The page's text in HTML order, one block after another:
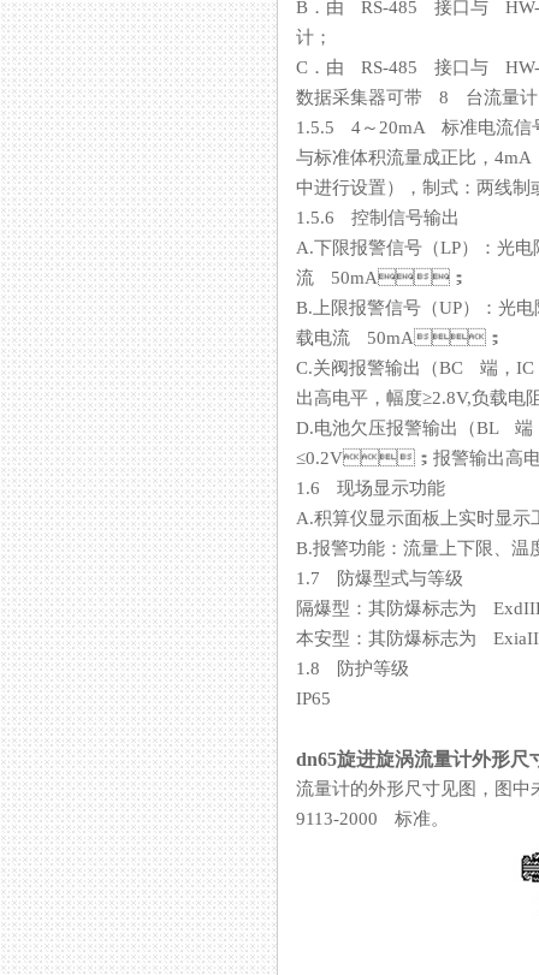
B．由 RS-485 接口与 HW-Ⅰ
计；
C．由 RS-485 接口与 HW-Ⅱ
数据采集器可带 8 台流量计
1.5.5 4～20mA 标准电流信
与标准体积流量成正比
中进行设置），制式：两线
1.5.6 控制信号输出
A.下限报警信号（LP）：光
流 50mA；
B.上限报警信号（UP）：
载电流 50mA；
C.关阀报警输出（BC 端，IC
出高电平，幅度≥2.8V,
D.电池欠压报警输出（BL 端
≤0.2V；报警输出高电
1.6 现场显示功能
A.积算仪显示面板上实时显示工况
B.报警功能：流量上下限、
1.7 防爆型式与等级
隔爆型：其防爆标志为
本安型：其防爆标志为
1.8 防护等级
IP65
dn65旋进旋涡流量计外形尺
流量计的外形尺寸见图，图
9113-2000 标准。